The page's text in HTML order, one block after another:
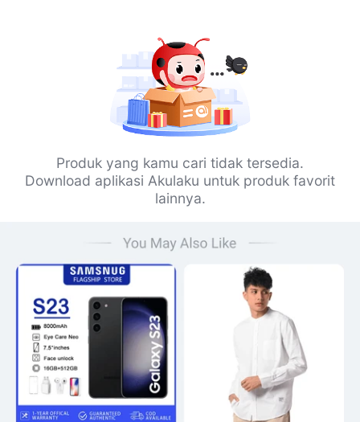
Produk yang kamu cari tidak tersedia.
Download aplikasi Akulaku untuk produk favorit
lainnya.